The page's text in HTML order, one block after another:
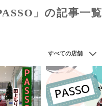
」の記事一覧
すべての店舗